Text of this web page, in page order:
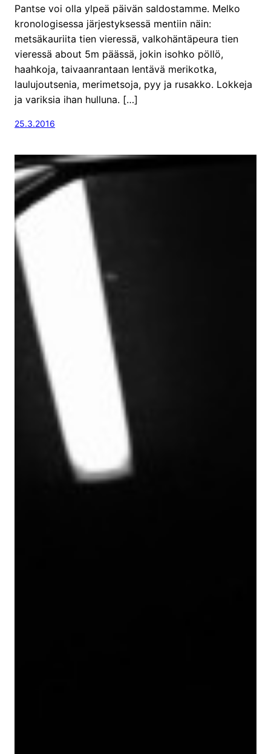
Pantse voi olla ylpeä päivän saldostamme. Melko
kronologisessa järjestyksessä mentiin näin:
metsäkauriita tien vieressä, valkohäntäpeura tien
vieressä about 5m päässä, jokin isohko pöllö,
haahkoja, taivaanrantaan lentävä merikotka,
laulujoutsenia, merimetsoja, pyy ja rusakko. Lokkeja
ja variksia ihan hulluna. […]
25.3.2016